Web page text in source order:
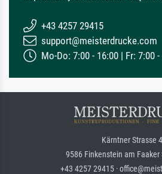
+43 4257 29415
support@meisterdrucke.com
Mo-Do: 7:00 - 16:00 | Fr: 7:00
Kärntner Strasse
9586 Finkenstein am Faaker
+43 4257 29415 ·